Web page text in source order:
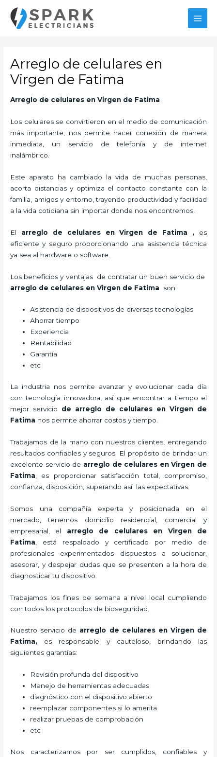
contenido
Arreglo de celulares en
Virgen de Fatima
Arreglo de celulares en Virgen de Fatima
Los celulares se convirtieron en el medio de comunicación
más importante, nos permite hacer conexión de manera
inmediata, un servicio de telefonía y de internet
inalámbrico.
Este aparato ha cambiado la vida de muchas personas,
acorta distancias y optimiza el contacto constante con la
familia, amigos y entorno, trayendo productividad y facilidad
a la vida cotidiana sin importar donde nos encontremos.
El arreglo de celulares en Virgen de Fatima , es
eficiente y seguro proporcionando una asistencia técnica
ya sea al hardware o software.
Los beneficios y ventajas de contratar un buen servicio de
arreglo de celulares en Virgen de Fatima
son:
Asistencia de dispositivos de diversas tecnologías
Ahorrar tiempo
Experiencia
Rentabilidad
Garantía
etc
La industria nos permite avanzar y evolucionar cada día
con tecnología innovadora, así que encontrar a tiempo el
mejor servicio de arreglo de celulares en Virgen de
Fatima nos permite ahorrar costos y tiempo.
Trabajamos de la mano con nuestros clientes, entregando
resultados confiables y seguros. El propósito de brindar un
excelente servicio de arreglo de celulares en Virgen de
Fatima , es proporcionar satisfacción total, compromiso,
confianza, disposición, superando así las expectativas.
Somos una compañía experta y posicionada en el
mercado, tenemos domicilio residencial, comercial y
empresarial, el arreglo de celulares en Virgen de
Fatima , está respaldado y certificado por medio de
profesionales experimentados dispuestos a solucionar,
asesorar, y despejar dudas que se presenten a la hora de
diagnosticar tu dispositivo.
Trabajamos los fines de semana a nivel local cumpliendo
con todos los protocolos de bioseguridad.
Nuestro servicio de arreglo de celulares en Virgen de
Fatima, es responsable y cauteloso, brindando las
siguientes garantías:
Revisión profunda del dispositivo
Manejo de herramientas adecuadas
diagnóstico con el dispositivo abierto
reemplazar componentes si lo amerita
realizar pruebas de comprobación
etc
Nos caracterizamos por ser cumplidos, confiables y